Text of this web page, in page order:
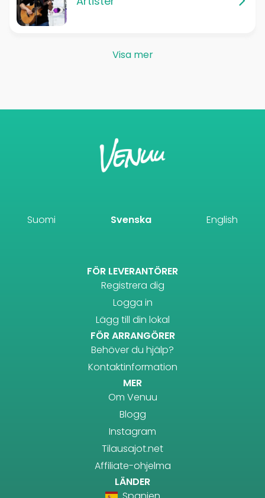
Visa mer
Suomi Svenska English
FÖR LEVERANTÖRER
Registrera dig
Logga in
Lägg till din lokal
FÖR ARRANGÖRER
Behöver du hjälp?
Kontaktinformation
MER
Om Venuu
Blogg
Instagram
Tilausajot.net
Affiliate-ohjelma
LÄNDER